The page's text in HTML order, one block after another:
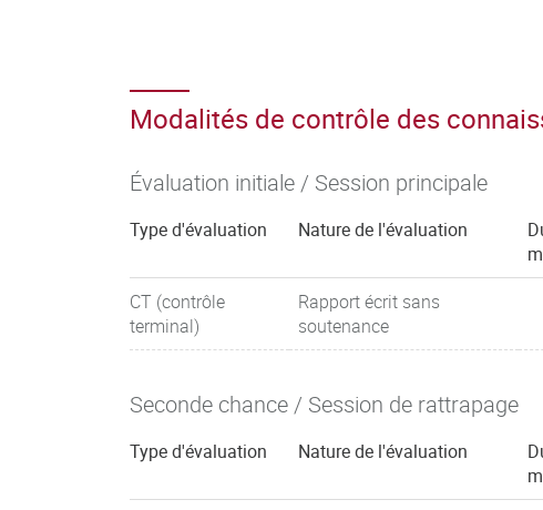
Modalités de contrôle des
Évaluation initiale / Session principale
Type d'évaluation Nature de l'évaluation
CT (contrôle
terminal)
Rapport écrit sans
soutenance
Seconde chance / Session de rattrapage
Type d'évaluation Nature de l'évaluation